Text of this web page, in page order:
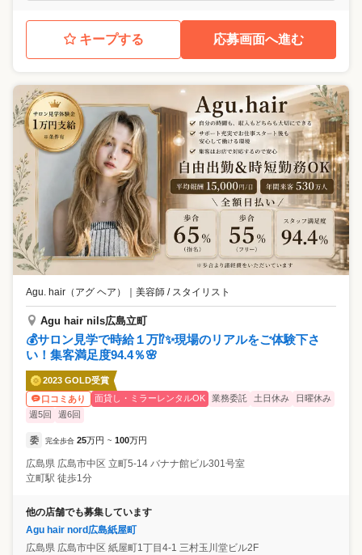
キープする 応募画面へ進む
Agu. hair（アグ ヘア） ｜ 美容師 / スタイリスト
Agu hair nils広島立町
💰サロン見学で時給１万⁉✨現場のリアルをご体験下さ
い！集客満足度94.4％🌸
2023 GOLD受賞
口コミあり
面貸し・ミラーレンタルOK 業務委託 土日休み
日曜休み
週5回
週6回
委 完全歩合 25万円 ~ 100万円
広島県 広島市中区 立町5-14 バナナ館ビル301号室
立町駅 徒歩1分
他の店舗でも募集しています
Agu hair nord広島紙屋町
広島県 広島市中区 紙屋町1丁目4-1 三村玉川堂ビル2F